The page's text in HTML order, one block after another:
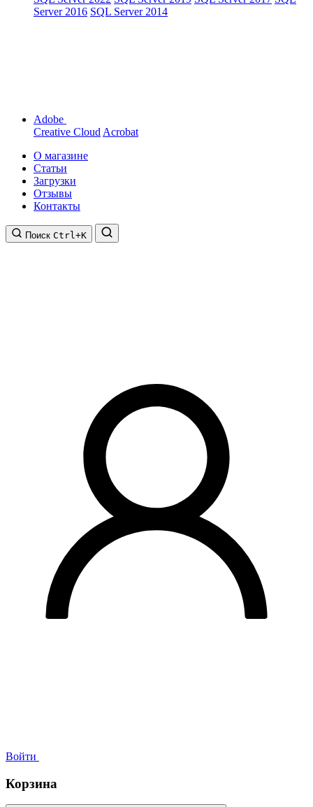
Server 2016 SQL Server 2014
Adobe
Creative Cloud Acrobat
О магазине
Статьи
Загрузки
Отзывы
Контакты
Поиск Ctrl+K
Войти
Корзина